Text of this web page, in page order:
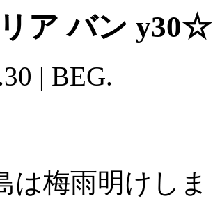
ア バン y30☆
| BEG.
は梅雨明けし